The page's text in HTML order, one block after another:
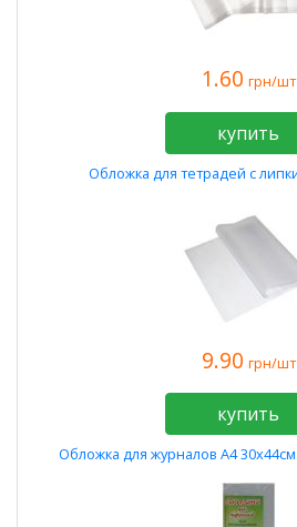
1.60 грн/шт
купить
Обложка для тетрадей с
9.90 грн/шт
купить
Обложка для журналов А4